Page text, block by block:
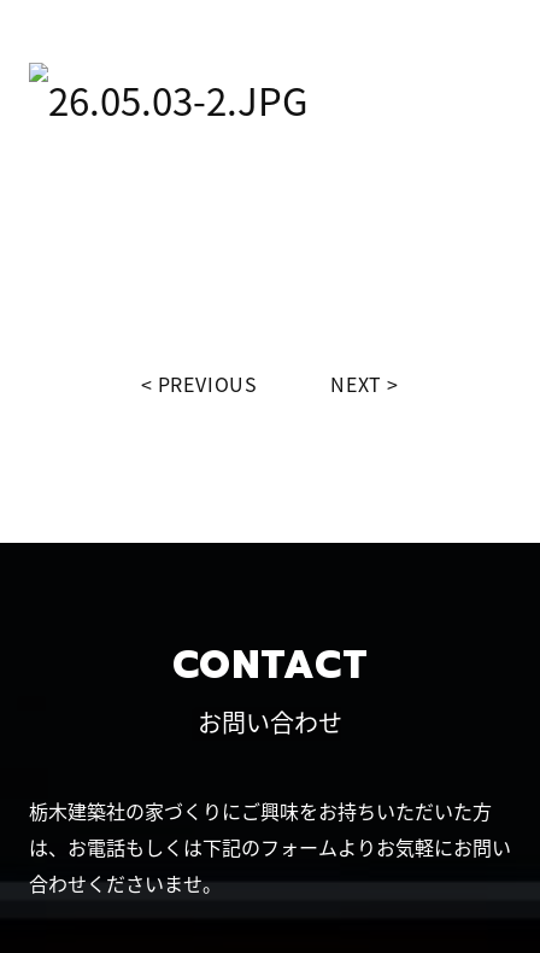
PREVIOUS NEXT
CONTACT
お問い合わせ
栃木建築社の家づくりにご興味をお持ちいただいた方
は、お電話もしくは下記のフォームよりお気軽にお問い
合わせくださいませ。